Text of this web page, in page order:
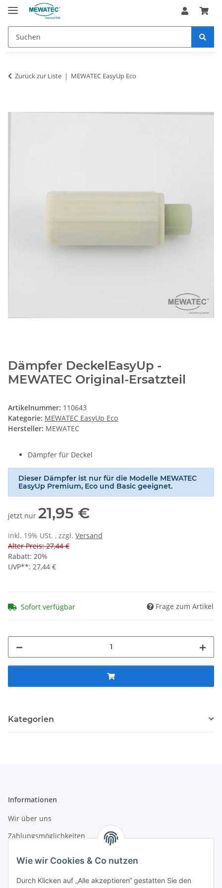
Wie wir Cookies & Co nutzen
Durch Klicken auf „Alle akzeptieren“ gestatten Sie den
Zurück zur Liste MEWATEC EasyUp Eco
Dämpfer DeckelEasyUp -
MEWATEC Original-Ersatzteil
Artikelnummer: 110643
Kategorie: MEWATEC EasyUp Eco
Hersteller: MEWATEC
Dämpfer für Deckel
Dieser Dämpfer ist nur für die Modelle MEWATEC
EasyUp Premium, Eco und Basic geeignet.
jetzt nur 21,95 €
inkl. 19% USt. , zzgl. Versand
Alter Preis: 27,44 €
Rabatt: 20%
UVP**: 27,44 €
Sofort verfügbar Frage zum Artikel
Kategorien
Informationen
Wir über uns
Zahlungsmöglichkeiten
Gesetzliche Informationen